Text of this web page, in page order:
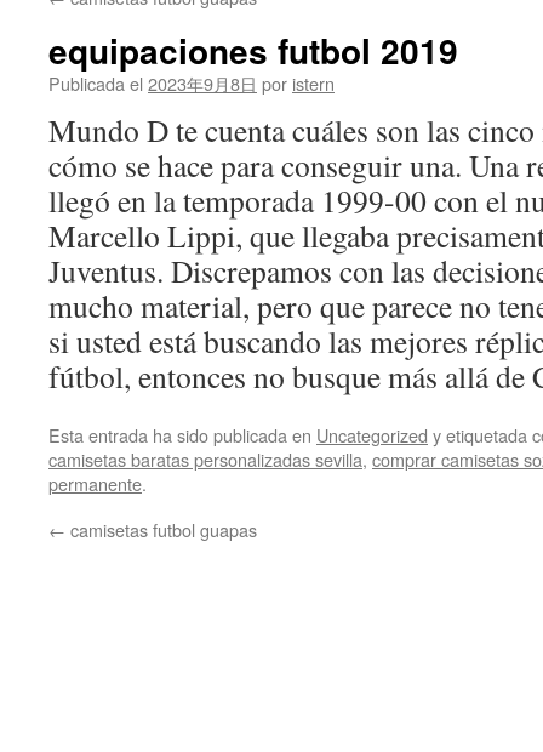
equipaciones futbol 2019
Publicada el 2023年9月8日 por istern
Mundo D te cuenta cuáles son las
cómo se hace para conseguir una. Una
llegó en la temporada 1999-00 con el
Marcello Lippi, que llegaba
Juventus. Discrepamos con las
mucho material, pero que parece no
si usted está buscando las mejores
fútbol, entonces no busque más allá de
Esta entrada ha sido publicada en Uncategorized y etiquetada
camisetas baratas personalizadas sevilla, comprar camisetas
permanente.
← camisetas futbol guapas